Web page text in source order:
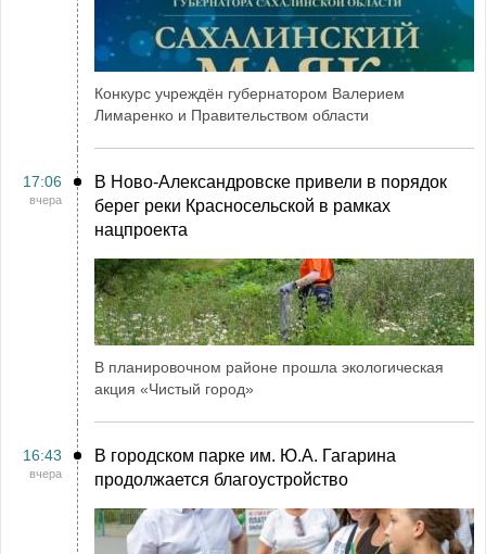
Конкурс учреждён губернатором Валерием
Лимаренко и Правительством области
17:06
вчера
В Ново-Александровске привели в порядок
берег реки Красносельской в рамках
нацпроекта
В планировочном районе прошла экологическая
акция «Чистый город»
16:43
вчера
В городском парке им. Ю.А. Гагарина
продолжается благоустройство